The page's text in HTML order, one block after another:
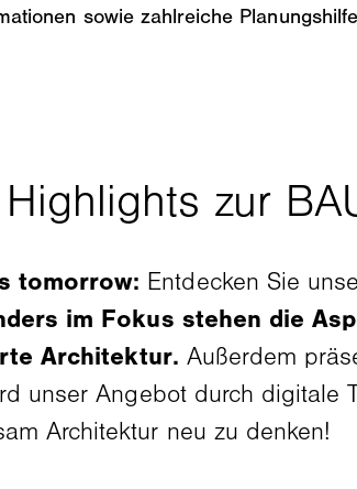
sowie zahlreiche
tomorrow: Entdecken Sie
im Fokus stehen die
Architektur. Außerdem
unser Angebot durch digitale
Architektur neu zu denken!